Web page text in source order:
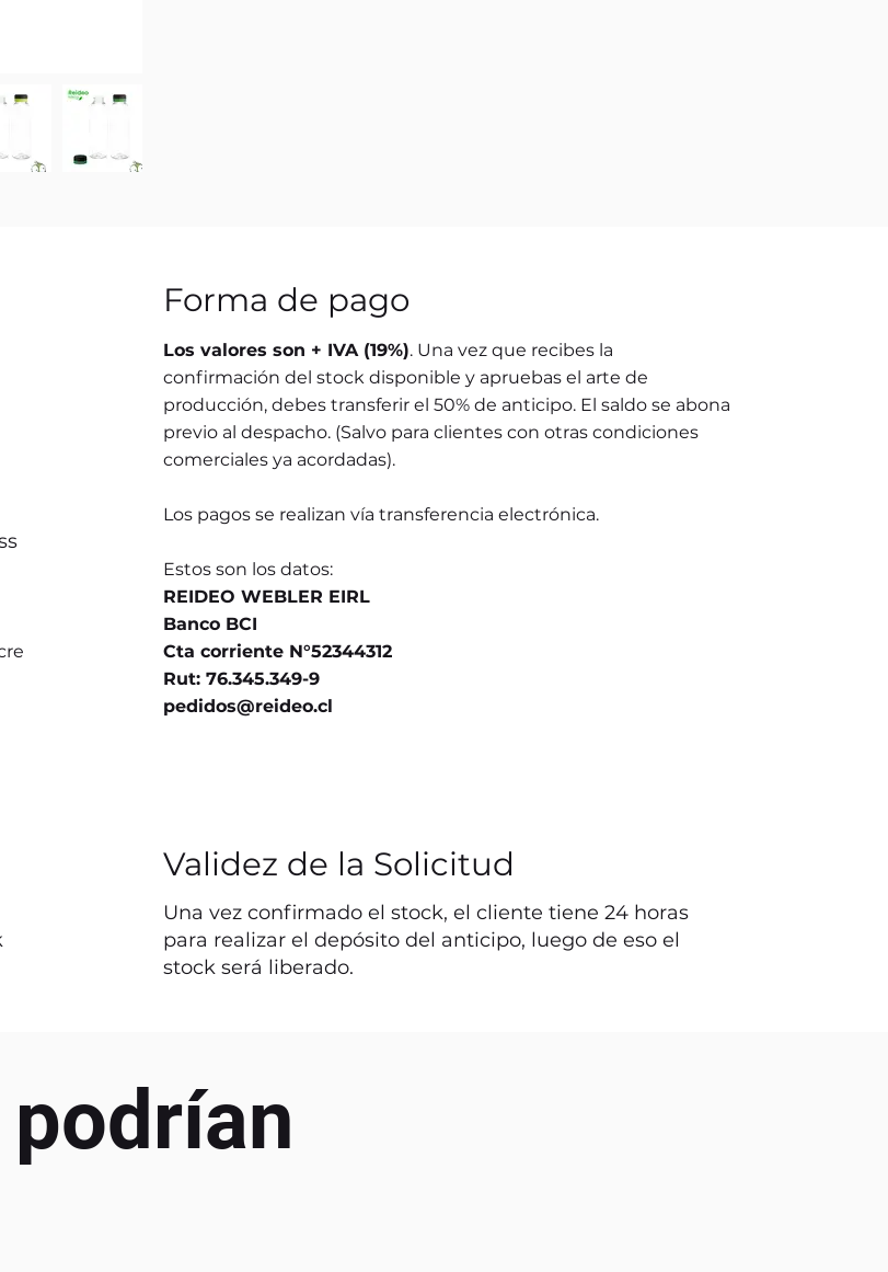
Forma de pago
Los valores son + IVA (19%). Una vez que recibes la
confirmación del stock disponible y apruebas el arte de
producción, debes transferir el 50% de anticipo. El saldo se abona
previo al despacho. (Salvo para clientes con otras condiciones
comerciales ya acordadas).
Los pagos se realizan vía transferencia electrónica.
Estos son los datos:
REIDEO WEBLER EIRL
Banco BCI
Cta corriente N°52344312
Rut: 76.345.349-9
pedidos@reideo.cl
Validez de la Solicitud
Una vez confirmado el stock, el cliente tiene 24 horas
para realizar el depósito del anticipo, luego de eso el
stock será liberado.